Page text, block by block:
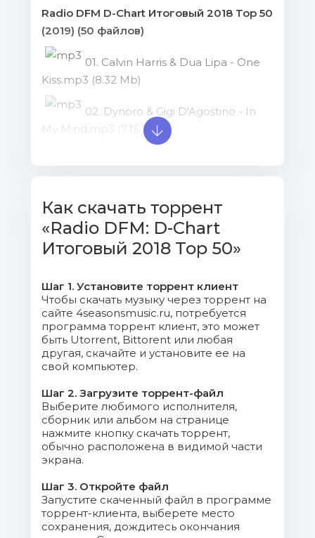
Radio DFM D-Chart Итоговый 2018 Top 50
(2019) (50 файлов)
01. Calvin Harris & Dua Lipa - One
Kiss.mp3 (8.32 Mb)
02. Dynoro & Gigi D'Agostino - In
My Mind.mp3 (7.16 Mb)
04. Avicii feat. Rita Ora - Lonely
Together.mp3 (7.05 Mb)
05. Tiesto & Sevenn feat. Gucci
06. MARUF & BOOSIN - Drunk
Groove.mp3 (8.77 Mb)
07. Clean Bandit Ft Demi Lovato -
Solo (Seeb Remix).mp3 (7.54 Mb)
08. The Prince Karma - Later
Bitches.mp3 (9.58 Mb)
09. Don Diablo feat. Emeli Sande &
10. FISHER - Losing It.mp3 (9.58
Mb)
Как скачать торрент
«Radio DFM: D-Chart
Итоговый 2018 Top 50»
Шаг 1. Установите торрент клиент
Чтобы скачать музыку через торрент на
сайте 4seasonsmusic.ru, потребуется
программа торрент клиент, это может
быть Utorrent, Bittorent или любая
другая, скачайте и установите ее на
свой компьютер.
Шаг 2. Загрузите торрент-файл
Выберите любимого исполнителя,
сборник или альбом на странице
нажмите кнопку скачать торрент,
обычно расположена в видимой части
экрана.
Шаг 3. Откройте файл
Запустите скаченный файл в программе
торрент-клиента, выберете место
сохранения, дождитесь окончания